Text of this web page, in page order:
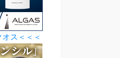
ス＜＜＜